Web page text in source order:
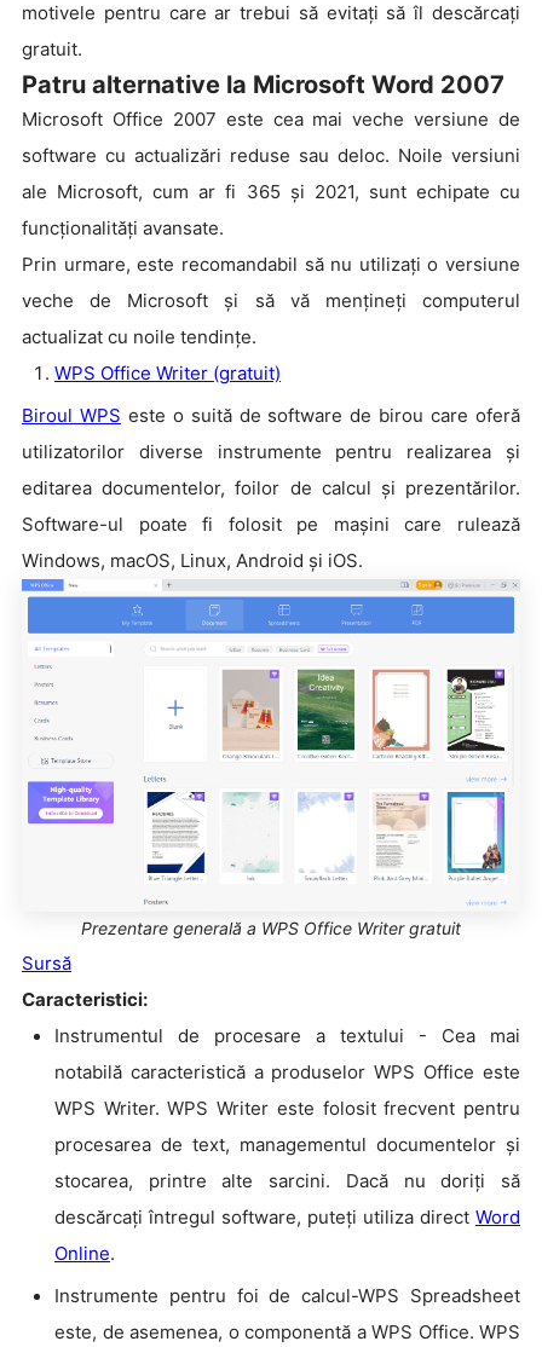
motivele pentru care ar trebui să evitați să îl descărcați
gratuit.
Patru alternative la Microsoft Word 2007
Microsoft Office 2007 este cea mai veche versiune de
software cu actualizări reduse sau deloc. Noile versiuni
ale Microsoft, cum ar fi 365 și 2021, sunt echipate cu
funcționalități avansate.
Prin urmare, este recomandabil să nu utilizați o versiune
veche de Microsoft și să vă mențineți computerul
actualizat cu noile tendințe.
WPS Office Writer (gratuit)
Biroul WPS este o suită de software de birou care oferă
utilizatorilor diverse instrumente pentru realizarea și
editarea documentelor, foilor de calcul și prezentărilor.
Software-ul poate fi folosit pe mașini care rulează
Windows, macOS, Linux, Android și iOS.
Prezentare generală a WPS Office Writer gratuit
Sursă
Caracteristici:
Instrumentul de procesare a textului - Cea mai
notabilă caracteristică a produselor WPS Office este
WPS Writer. WPS Writer este folosit frecvent pentru
procesarea de text, managementul documentelor și
stocarea, printre alte sarcini. Dacă nu doriți să
descărcați întregul software, puteți utiliza direct Word
Online.
Instrumente pentru foi de calcul-WPS Spreadsheet
este, de asemenea, o componentă a WPS Office. WPS